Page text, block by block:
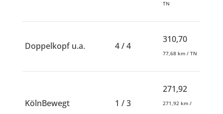
TN
Doppelkopf u.a. 4 / 4
310,70
77,68 km / TN
KölnBewegt 1 / 3
271,92
271,92 km /